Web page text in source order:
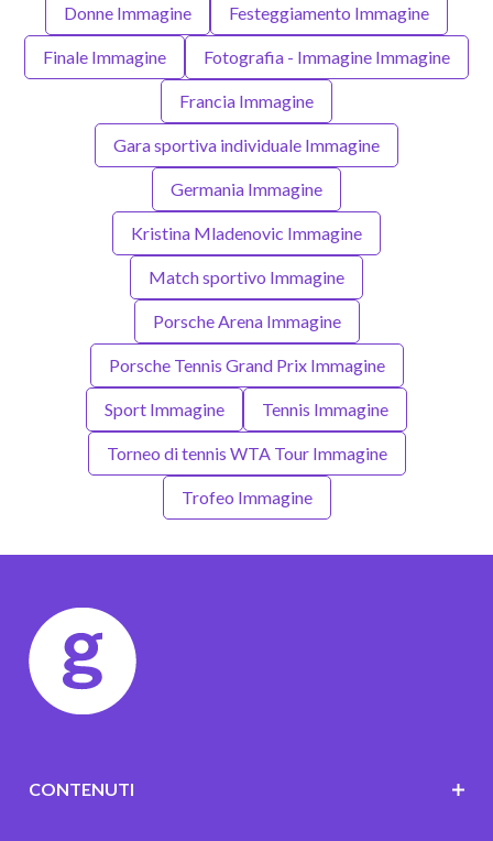
Donne Immagine Festeggiamento Immagine
Finale Immagine Fotografia - Immagine Immagine
Francia Immagine
Gara sportiva individuale Immagine
Germania Immagine
Kristina Mladenovic Immagine
Match sportivo Immagine
Porsche Arena Immagine
Porsche Tennis Grand Prix Immagine
Sport Immagine Tennis Immagine
Torneo di tennis WTA Tour Immagine
Trofeo Immagine
CONTENUTI